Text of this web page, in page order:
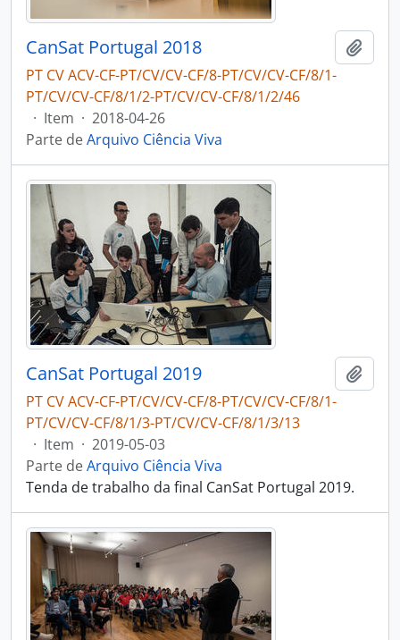
CanSat Portugal 2018
PT CV ACV-CF-PT/CV/CV-CF/8-PT/CV/CV-CF/8/1-
PT/CV/CV-CF/8/1/2-PT/CV/CV-CF/8/1/2/46
· Item · 2018-04-26
Parte deArquivo Ciência Viva
CanSat Portugal 2019
PT CV ACV-CF-PT/CV/CV-CF/8-PT/CV/CV-CF/8/1-
PT/CV/CV-CF/8/1/3-PT/CV/CV-CF/8/1/3/13
· Item · 2019-05-03
Parte deArquivo Ciência Viva
Tenda de trabalho da final CanSat Portugal 2019.